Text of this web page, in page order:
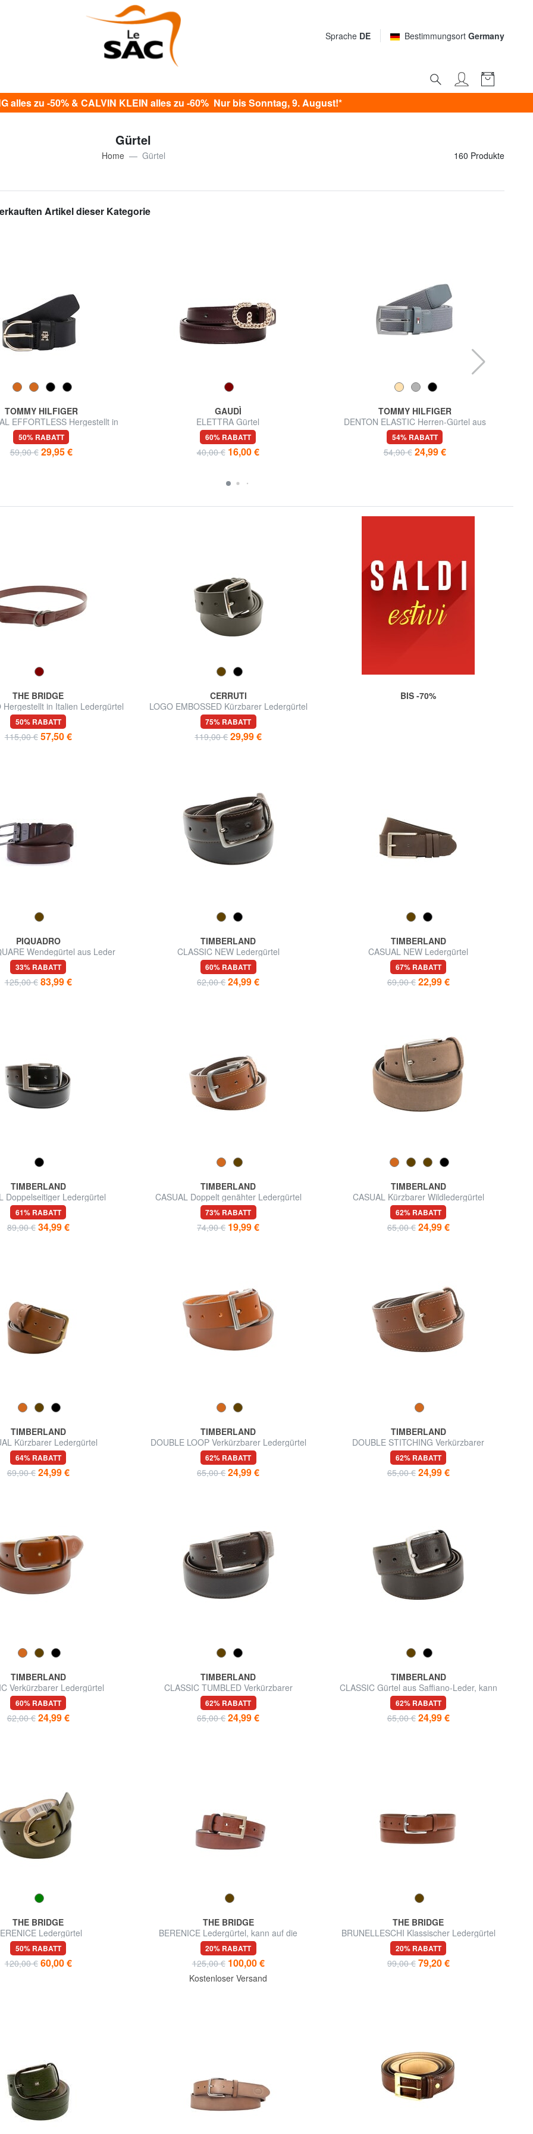
Sprache DE Bestimmungsort Germany
alles zu -50% & CALVIN KLEIN alles zu -60% Nur bis Sonntag, 9. August!*
Gürtel
Home Gürtel 160 Produkte
Artikel dieser Kategorie
TOMMY HILFIGER
EFFORTLESS Hergestellt in
Italien Ledergürtel
50% RABATT
59,90 € 29,95 €
GAUDÌ
ELETTRA Gürtel
60% RABATT
40,00 € 16,00 €
TOMMY HILFIGER
DENTON ELASTIC Herren-Gürtel aus
gewebtem Stoff
54% RABATT
54,90 € 24,99 €
THE BRIDGE
Hergestellt in Italien Ledergürtel
50% RABATT
115,00 € 57,50 €
CERRUTI
LOGO EMBOSSED Kürzbarer Ledergürtel
75% RABATT
119,00 € 29,99 €
BIS -70%
PIQUADRO
Wendegürtel aus Leder
33% RABATT
125,00 € 83,99 €
TIMBERLAND
CLASSIC NEW Ledergürtel
60% RABATT
62,00 € 24,99 €
TIMBERLAND
CASUAL NEW Ledergürtel
67% RABATT
69,90 € 22,99 €
TIMBERLAND
Doppelseitiger Ledergürtel
61% RABATT
89,90 € 34,99 €
TIMBERLAND
CASUAL Doppelt genähter Ledergürtel
73% RABATT
74,90 € 19,99 €
TIMBERLAND
CASUAL Kürzbarer Wildledergürtel
62% RABATT
65,00 € 24,99 €
TIMBERLAND
Kürzbarer Ledergürtel
64% RABATT
69,90 € 24,99 €
TIMBERLAND
DOUBLE LOOP Verkürzbarer Ledergürtel
62% RABATT
65,00 € 24,99 €
TIMBERLAND
DOUBLE STITCHING Verkürzbarer
Ledergürtel
62% RABATT
65,00 € 24,99 €
TIMBERLAND
Verkürzbarer Ledergürtel
60% RABATT
62,00 € 24,99 €
TIMBERLAND
CLASSIC TUMBLED Verkürzbarer
Ledergürtel
62% RABATT
65,00 € 24,99 €
TIMBERLAND
CLASSIC Gürtel aus Saffiano-Leder, kann
gekürzt werden
62% RABATT
65,00 € 24,99 €
THE BRIDGE
Ledergürtel
50% RABATT
120,00 € 60,00 €
THE BRIDGE
BERENICE Ledergürtel, kann auf die
gewünschte Länge gekürzt werden.
20% RABATT
125,00 € 100,00 €
Kostenloser Versand
THE BRIDGE
BRUNELLESCHI Klassischer Ledergürtel
20% RABATT
99,00 € 79,20 €